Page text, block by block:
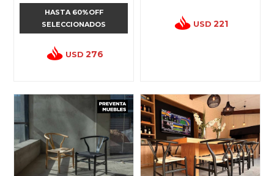
HASTA 60%OFF
SELECCIONADOS
USD 276
USD 221